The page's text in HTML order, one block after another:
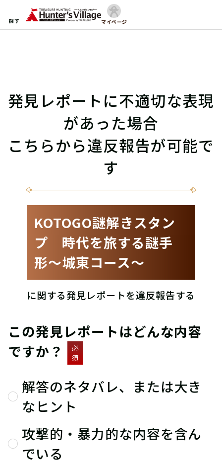
探す マイページ
発見レポートに不適切な表現
があった場合
こちらから違反報告が可能で
す
KOTOGO謎解きスタン
プ 時代を旅する謎手
形〜城東コース〜
に関する発見レポートを違反報告する
この発見レポートはどんな内容
ですか？
必
須
解答のネタバレ、または大き
なヒント
攻撃的・暴力的な内容を含ん
でいる